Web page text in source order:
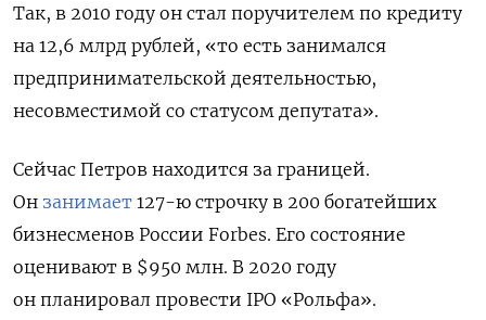
Так, в 2010 году он стал поручителем по кредиту
на 12,6 млрд рублей, «то есть занимался
предпринимательской деятельностью,
несовместимой со статусом депутата».
Сейчас Петров находится за границей.
Он занимает 127-ю строчку в 200 богатейших
бизнесменов России Forbes. Его состояние
оценивают в $950 млн. В 2020 году
он планировал провести IPO «Рольфа».